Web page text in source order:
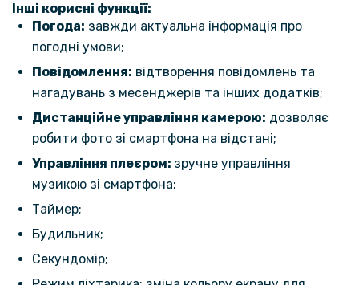
Інші корисні функції:
Погода: завжди актуальна інформація про
погодні умови;
Повідомлення: відтворення повідомлень та
нагадувань з месенджерів та інших додатків;
Дистанційне управління камерою: дозволяє
робити фото зі смартфона на відстані;
Управління плеєром: зручне управління
музикою зі смартфона;
Таймер;
Будильник;
Секундомір;